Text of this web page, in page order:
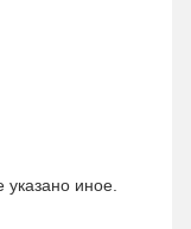
иное.